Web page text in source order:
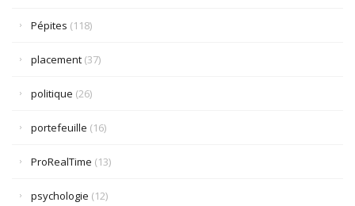
Pépites (118)
placement (37)
politique (26)
portefeuille (16)
ProRealTime (13)
psychologie (12)